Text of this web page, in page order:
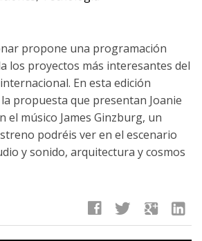
propone una programación
los proyectos más interesantes del
En esta edición
propuesta que presentan Joanie
el músico James Ginzburg, un
podréis ver en el escenario
y sonido, arquitectura y cosmos
facebook twitter google linkedin